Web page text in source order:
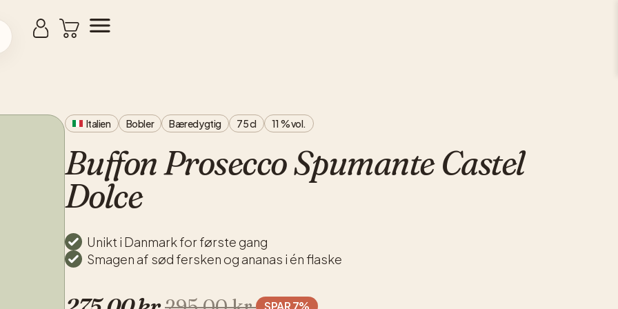
Italien Bobler Bæredygtig 75 cl 11 % vol.
Buffon Prosecco Spumante Castel
Dolce
Unikt i Danmark for første gang
Smagen af sød fersken og ananas i én flaske
SPAR 7%